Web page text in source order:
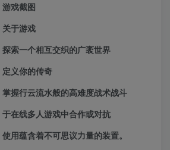
游戏截图
关于游戏
探索一个相互交织的广袤世界
定义你的传奇
掌握行云流水般的高难度战术战斗
于在线多人游戏中合作或对抗
使用蕴含着不可思议力量的装置。
大部分游戏解压安装问题可通过网站首页运行教程排查解决